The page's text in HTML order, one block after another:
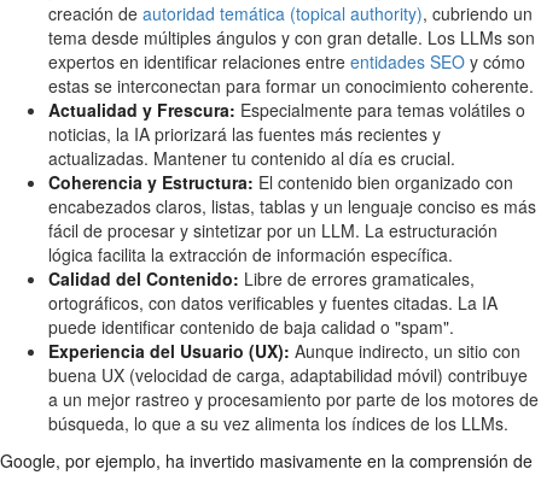
creación de autoridad temática (topical authority), cubriendo un
tema desde múltiples ángulos y con gran detalle. Los LLMs son
expertos en identificar relaciones entre entidades SEO y cómo
estas se interconectan para formar un conocimiento coherente.
Actualidad y Frescura: Especialmente para temas volátiles o
noticias, la IA priorizará las fuentes más recientes y
actualizadas. Mantener tu contenido al día es crucial.
Coherencia y Estructura: El contenido bien organizado con
encabezados claros, listas, tablas y un lenguaje conciso es más
fácil de procesar y sintetizar por un LLM. La estructuración
lógica facilita la extracción de información específica.
Calidad del Contenido: Libre de errores gramaticales,
ortográficos, con datos verificables y fuentes citadas. La IA
puede identificar contenido de baja calidad o "spam".
Experiencia del Usuario (UX): Aunque indirecto, un sitio con
buena UX (velocidad de carga, adaptabilidad móvil) contribuye
a un mejor rastreo y procesamiento por parte de los motores de
búsqueda, lo que a su vez alimenta los índices de los LLMs.
Google, por ejemplo, ha invertido masivamente en la comprensión de